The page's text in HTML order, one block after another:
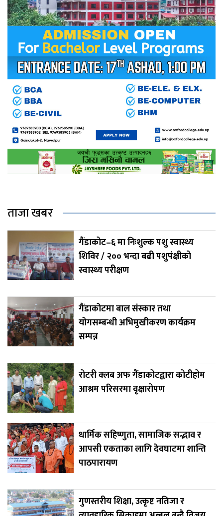
ताजा खबर
गैंडाकोट–६ मा निःशुल्क पशु स्वास्थ्य
शिविर / २०० भन्दा बढी पशुपंक्षीको
स्वास्थ्य परीक्षण
गैंडाकोटमा बाल संस्कार तथा
योगसम्बन्धी अभिमुखीकरण कार्यक्रम
सम्पन्न
रोटरी क्लब अफ गैंडाकोटद्वारा कोटीहोम
आश्रम परिसरमा वृक्षारोपण
धार्मिक सहिष्णुता, सामाजिक सद्भाव र
आपसी एकताका लागि देवघाटमा शान्ति
पाठपारायण
गुणस्तरीय शिक्षा, उत्कृष्ट नतिजा र